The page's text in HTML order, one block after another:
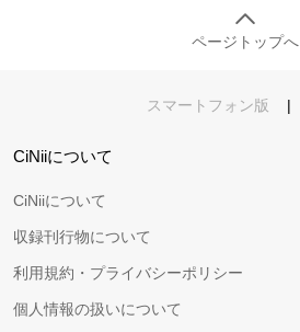
ページトップへ
スマートフォン版 |
CiNiiについて
CiNiiについて
収録刊行物について
利用規約・プライバシーポリシー
個人情報の扱いについて